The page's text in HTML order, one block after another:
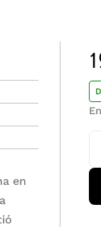
en